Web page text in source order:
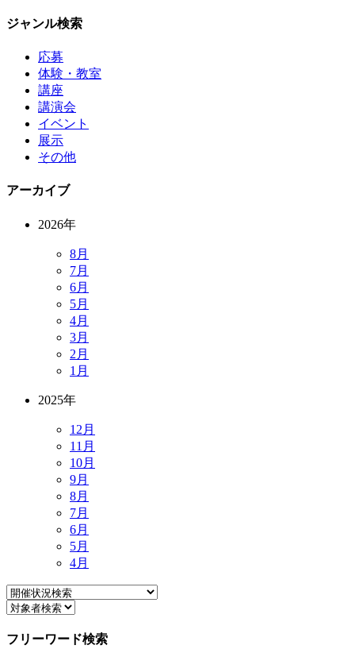
ジャンル検索
応募
体験・教室
講座
講演会
イベント
展示
その他
アーカイブ
2026年
8月
7月
6月
5月
4月
3月
2月
1月
2025年
12月
11月
10月
9月
8月
7月
6月
5月
4月
フリーワード検索